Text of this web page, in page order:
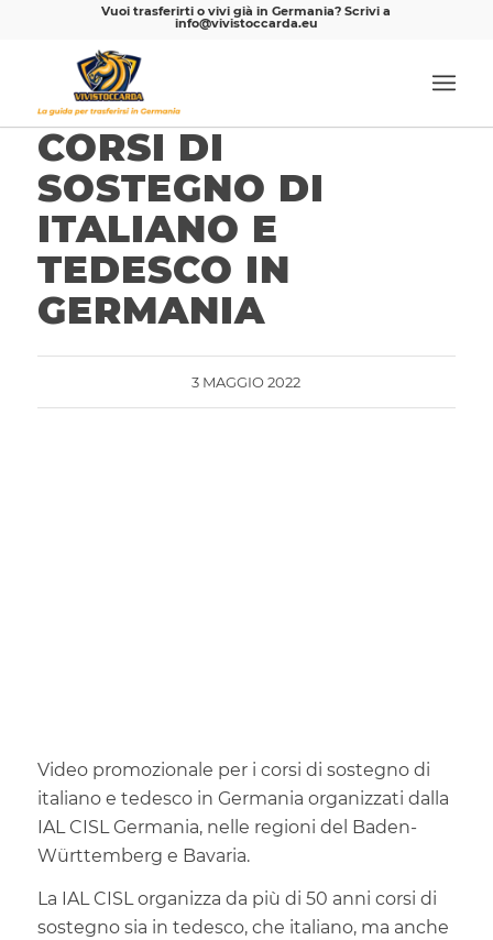
Vuoi trasferirti o vivi già in Germania? Scrivi a
info@vivistoccarda.eu
CORSI DI
SOSTEGNO DI
ITALIANO E
TEDESCO IN
GERMANIA
3 MAGGIO 2022
Video promozionale per i corsi di sostegno di
italiano e tedesco in Germania organizzati dalla
IAL CISL Germania, nelle regioni del Baden-
Württemberg e Bavaria.
La IAL CISL organizza da più di 50 anni corsi di
sostegno sia in tedesco, che italiano, ma anche